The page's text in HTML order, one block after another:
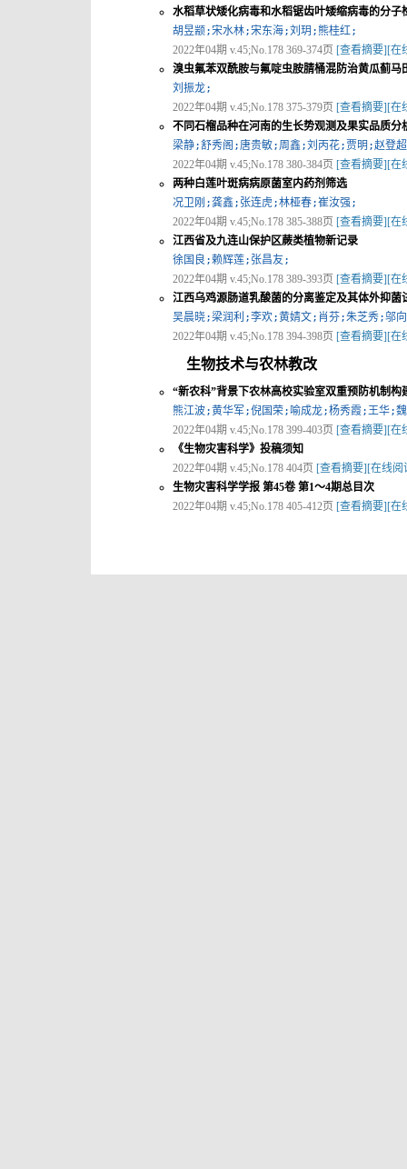
水稻草状矮化病毒和水稻锯齿叶矮缩病毒的分子
胡昱颛;宋水林;宋东海;刘玥;熊桂红;
2022年04期 v.45;No.178 369-374页 [查看摘要][在
溴虫氟苯双酰胺与氟啶虫胺腈桶混防治黄瓜蓟马
刘振龙;
2022年04期 v.45;No.178 375-379页 [查看摘要][在
不同石榴品种在河南的生长势观测及果实品质分
梁静;舒秀阁;唐贵敏;周鑫;刘丙花;贾明;赵登
2022年04期 v.45;No.178 380-384页 [查看摘要][在
两种白莲叶斑病病原菌室内药剂筛选
况卫刚;龚鑫;张连虎;林桠春;崔汝强;
2022年04期 v.45;No.178 385-388页 [查看摘要][在
江西省及九连山保护区蕨类植物新记录
徐国良;赖辉莲;张昌友;
2022年04期 v.45;No.178 389-393页 [查看摘要][在
江西乌鸡源肠道乳酸菌的分离鉴定及其体外抑菌
吴晨晓;梁润利;李欢;黄婧文;肖芬;朱芝秀;邬
2022年04期 v.45;No.178 394-398页 [查看摘要][在
生物技术与农林教改
“新农科”背景下农林高校实验室双重预防机制构
熊江波;黄华军;倪国荣;喻成龙;杨秀霞;王华;
2022年04期 v.45;No.178 399-403页 [查看摘要][在
《生物灾害科学》投稿须知
2022年04期 v.45;No.178 404页 [查看摘要][在线阅
生物灾害科学学报 第45卷 第1～4期总目次
2022年04期 v.45;No.178 405-412页 [查看摘要][在